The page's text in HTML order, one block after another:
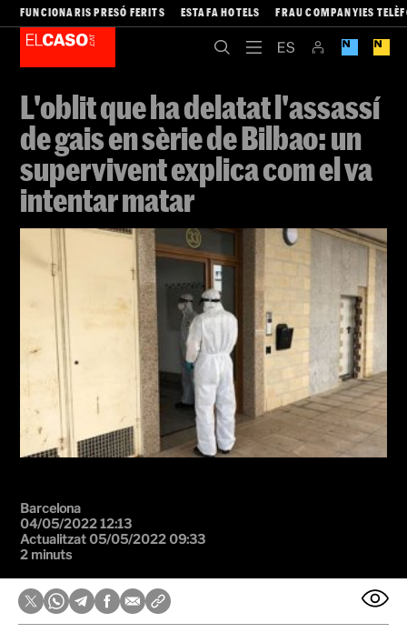
FUNCIONARIS PRESÓ FERITS ESTAFA HOTELS FRAU COMPANYIES
L'oblit que ha delatat l'assassí
de gais en sèrie de Bilbao: un
supervivent explica com el va
intentar matar
Barcelona
04/05/2022 12:13
Actualitzat 05/05/2022 09:33
2 minuts